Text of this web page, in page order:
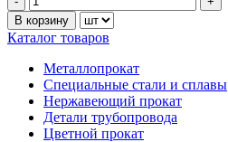
Каталог товаров
Металлопрокат
Специальные стали и сплавы
Нержавеющий прокат
Детали трубопровода
Цветной прокат